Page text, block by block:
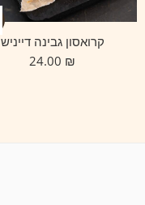
קרואסון גבינה דייניש
₪